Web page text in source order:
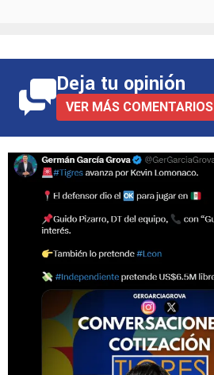
Deja tu opinión
VER MÁS COMENTARIOS